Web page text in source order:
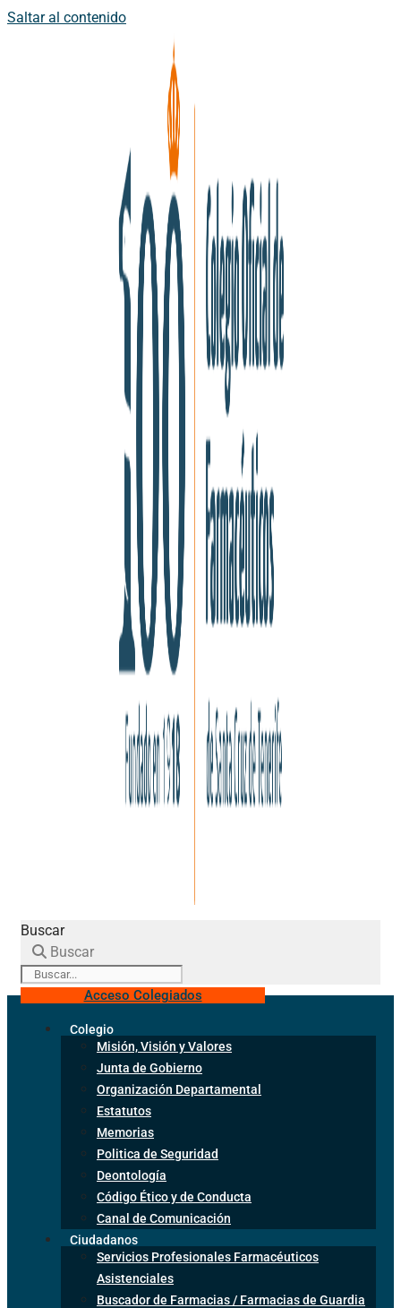
Saltar al contenido
Buscar
Buscar
Acceso Colegiados
Colegio
Misión, Visión y Valores
Junta de Gobierno
Organización Departamental
Estatutos
Memorias
Politica de Seguridad
Deontología
Código Ético y de Conducta
Canal de Comunicación
Ciudadanos
Servicios Profesionales Farmacéuticos
Asistenciales
Buscador de Farmacias / Farmacias de Guardia